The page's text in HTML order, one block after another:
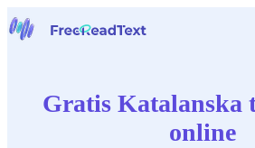
Verktyg
Gratis Katalanska
online